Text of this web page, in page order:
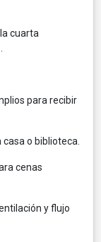
cuarta
para recibir
o biblioteca.
cenas
y flujo